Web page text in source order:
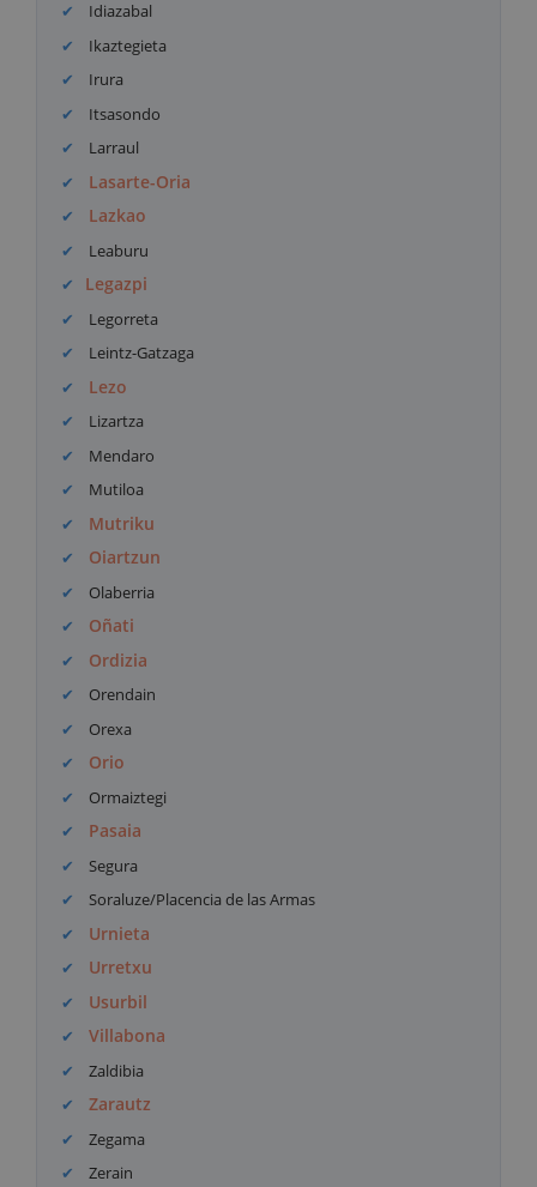
Idiazabal
Ikaztegieta
Irura
Itsasondo
Larraul
Lasarte-Oria
Lazkao
Leaburu
Legazpi
Legorreta
Leintz-Gatzaga
Lezo
Lizartza
Mendaro
Mutiloa
Mutriku
Oiartzun
Olaberria
Oñati
Ordizia
Orendain
Orexa
Orio
Ormaiztegi
Pasaia
Segura
Soraluze/Placencia de las Armas
Urnieta
Urretxu
Usurbil
Villabona
Zaldibia
Zarautz
Zegama
Zerain